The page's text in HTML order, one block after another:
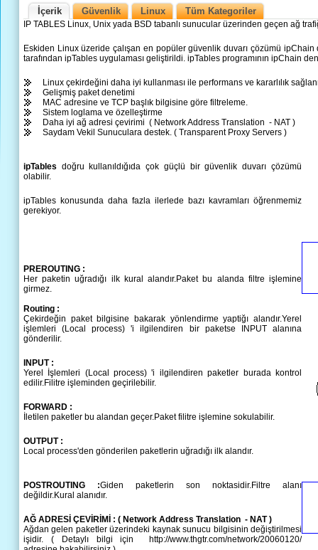
İçerik Güvenlik Linux Tüm Kategoriler
IP TABLES Linux, Unix yada BSD tabanlı sunucular üzerinden geçen ağ
Eskiden Linux üzeride çalışan en popüler güvenlik duvarı çözümü
tarafından ipTables uygulaması geliştirildi. ipTables programının ipChain
Linux çekirdeğini daha iyi kullanması ile performans ve kararlılık
Gelişmiş paket denetimi
MAC adresine ve TCP başlık bilgisine göre filtreleme.
Sistem loglama ve özelleştirme
Daha iyi ağ adresi çevirimi ( Network Address Translation - NAT )
Saydam Vekil Sunuculara destek. ( Transparent Proxy Servers )
ipTables doğru kullanıldığıda çok güçlü bir güvenlik duvarı çözümü
olabilir.
ipTables konusunda daha fazla ilerlede bazı kavramları öğrenmemiz
gerekiyor.
PREROUTING :
Her paketin uğradığı ilk kural alandır.Paket bu alanda filtre işlemine
girmez.
Routing :
Çekirdeğin paket bilgisine bakarak yönlendirme yaptiğı alandır.Yerel
işlemleri (Local process) 'i ilgilendiren bir paketse INPUT alanına
gönderilir.
INPUT :
Yerel İşlemleri (Local process) 'i ilgilendiren paketler burada kontrol
edilir.Filitre işleminden geçirilebilir.
FORWARD :
İletilen paketler bu alandan geçer.Paket filitre işlemine sokulabilir.
OUTPUT :
Local process'den gönderilen paketlerin uğradığı ilk alandır.
POSTROUTING :Giden paketlerin son noktasidir.Filtre alanı
değildir.Kural alanıdır.
AĞ ADRESİ ÇEVİRİMİ : ( Network Address Translation - NAT )
Ağdan gelen paketler üzerindeki kaynak sunucu bilgisinin değiştirilmesi
işidir. ( Detaylı bilgi için http://www.thgtr.com/network/20060120/